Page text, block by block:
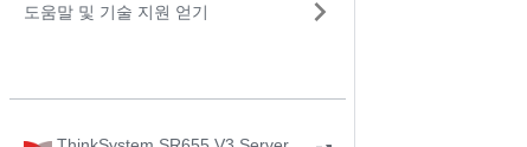
도움말 및 기술 지원 얻기